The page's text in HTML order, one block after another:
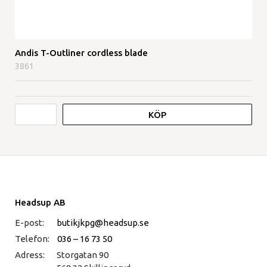
Andis T-Outliner cordless blade
3861
KÖP
Headsup AB
E-post:
butikjkpg@headsup.se
Telefon:
036 – 16 73 50
Adress:
Storgatan 90